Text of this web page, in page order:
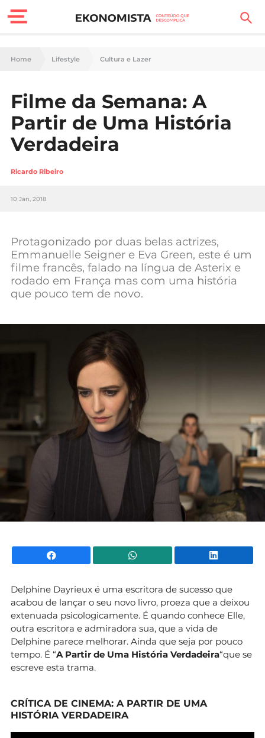
Finanças Pessoais
Carreira
Casa
Lifestyle
Sociedade
Negócios
Mundial 2026
Home Lifestyle Cultura e Lazer
Filme da Semana: A
Partir de Uma História
Verdadeira
Ricardo Ribeiro
10 Jan, 2018
Protagonizado por duas belas actrizes,
Emmanuelle Seigner e Eva Green, este é um
filme francês, falado na língua de Asterix e
rodado em França mas com uma história
que pouco tem de novo.
Facebook WhatsApp
Delphine Dayrieux é uma escritora de sucesso que
acabou de lançar o seu novo livro, proeza que a deixou
extenuada psicologicamente. É quando conhece Elle,
outra escritora e admiradora sua, que a vida de
Delphine parece melhorar. Ainda que seja por pouco
tempo. É “A Partir de Uma História Verdadeira“que se
escreve esta trama.
CRÍTICA DE CINEMA: A PARTIR DE UMA
HISTÓRIA VERDADEIRA